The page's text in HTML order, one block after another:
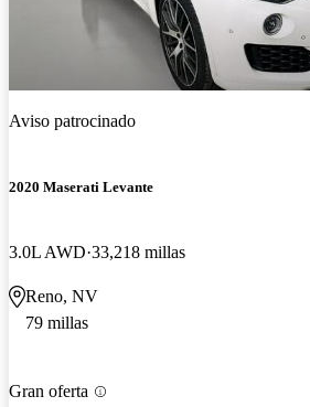
Aviso patrocinado
2020 Maserati Levante
3.0L AWD 33,218 millas
Reno, NV
79 millas
Gran oferta